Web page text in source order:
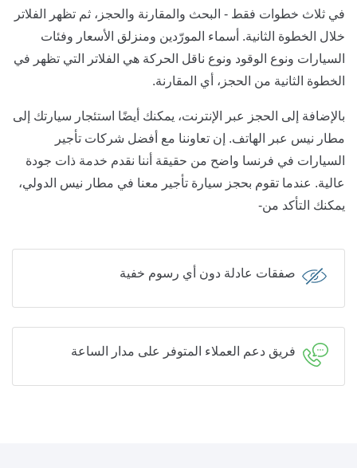
في ثلاث خطوات فقط - البحث والمقارنة والحجز، ثم تظهر الفلاتر
خلال الخطوة الثانية. أسماء المورّدين ومنزلق الأسعار وفئات
السيارات ونوع الوقود ونوع ناقل الحركة هي الفلاتر التي تظهر في
الخطوة الثانية من الحجز، أي المقارنة.
بالإضافة إلى الحجز عبر الإنترنت، يمكنك أيضًا استئجار سيارتك إلى
مطار نيس عبر الهاتف. إن تعاوننا مع أفضل شركات تأجير
السيارات في فرنسا واضح من حقيقة أننا نقدم خدمة ذات جودة
عالية. عندما تقوم بحجز سيارة تأجير معنا في مطار نيس الدولي،
يمكنك التأكد من-
صفقات عادلة دون أي رسوم خفية
فريق دعم العملاء المتوفر على مدار الساعة